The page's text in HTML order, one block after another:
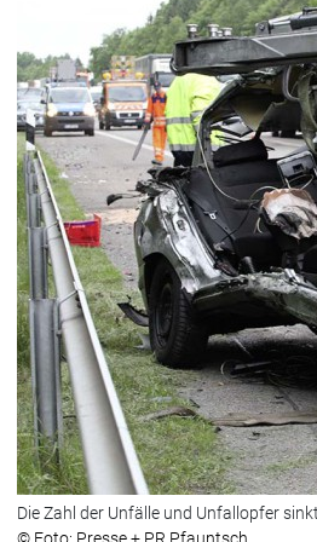
Die Zahl der Unfälle und Unfallopfer